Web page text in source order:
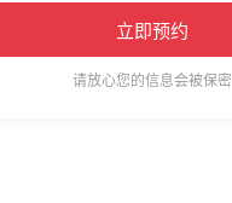
立即预约
请放心您的信息会被保密